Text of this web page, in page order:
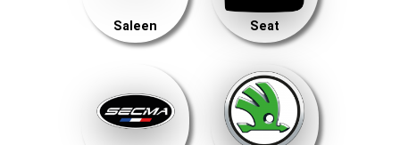
Saleen Seat